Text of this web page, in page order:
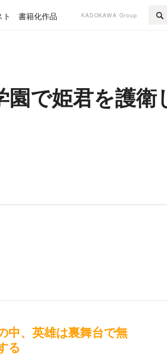
書籍化作品 KADOKAWA Group
で姫君を護衛
中、英雄は裏舞台で無
る